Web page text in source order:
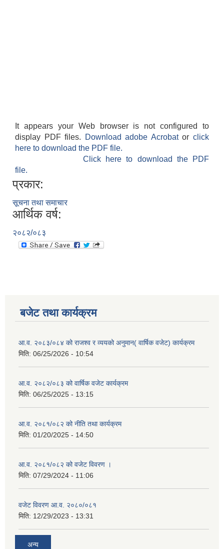
It appears your Web browser is not configured to
display PDF files.
Download adobe Acrobatorclick
here to download the PDF file.
Click here to download the PDF
file.
प्रकार:
सूचना तथा समाचार
आर्थिक वर्ष:
२०८२/०८३
बजेट तथा कार्यक्रम
आ.व. २०८३/०८४ को राजश्व र व्ययको अनुमान( वार्षिक वजेट) कार्यक्रम
मिति: 06/25/2026 - 10:54
आ.व. २०८२/०८३ को वार्षिक वजेट कार्यक्रम
मिति: 06/25/2025 - 13:15
आ.व. २०८१/०८२ को नीति तथा कार्यक्रम
मिति: 01/20/2025 - 14:50
आ.व. २०८१/०८२ को वजेट विवरण ।
मिति: 07/29/2024 - 11:06
वजेट विवरण आ.व. २०८०/०८१
मिति: 12/29/2023 - 13:31
अन्य